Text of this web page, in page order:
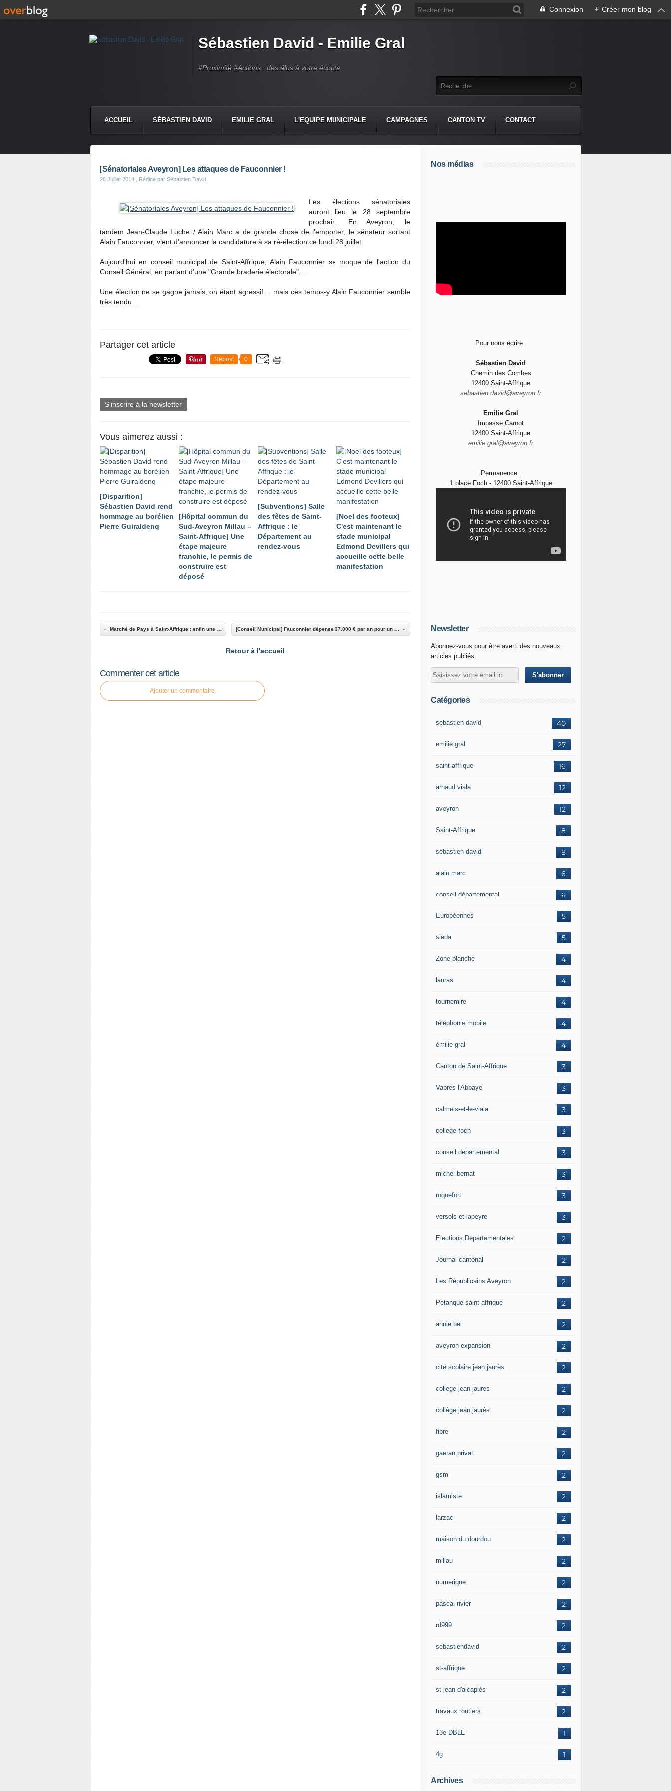
Connexion + Créer mon blog
Sébastien David - Emilie Gral
#Proximité #Actions : des élus à votre écoute
ACCUEIL SÉBASTIEN DAVID EMILIE GRAL L'EQUIPE MUNICIPALE CAMPAGNES CANTON TV CONTACT
[Sénatoriales Aveyron] Les attaques de Fauconnier !
28 Juillet 2014 , Rédigé par Sébastien David
Les élections sénatoriales
auront lieu le 28 septembre
prochain. En Aveyron, le
tandem Jean-Claude Luche / Alain Marc a de grande chose de l'emporter, le sénateur sortant
Alain Fauconnier, vient d'annoncer la candidature à sa ré-élection ce lundi 28 juillet.
Aujourd'hui en conseil municipal de Saint-Affrique, Alain Fauconnier se moque de l'action du
Conseil Général, en parlant d'une "Grande braderie électorale"...
Une élection ne se gagne jamais, on étant agressif.... mais ces temps-y Alain Fauconnier semble
très tendu....
Partager cet article
Repost 0
S'inscrire à la newsletter
Vous aimerez aussi :
[Disparition]
Sébastien David rend
hommage au borélien
Pierre Guiraldenq
[Hôpital commun du
Sud-Aveyron Millau –
Saint-Affrique] Une
étape majeure
franchie, le permis de
construire est
déposé
[Subventions] Salle
des fêtes de Saint-
Affrique : le
Département au
rendez-vous
[Noel des footeux]
C'est maintenant le
stade municipal
Edmond Devillers qui
accueille cette belle
manifestation
Retour à l'accueil
Commenter cet article
Ajouter un commentaire
Nos médias
Pour nous écrire :
Sébastien David
Chemin des Combes
12400 Saint-Affrique
sebastien.david@aveyron.fr
Emilie Gral
Impasse Carnot
12400 Saint-Affrique
emilie.gral@aveyron.fr
Permanence :
1 place Foch - 12400 Saint-Affrique
Newsletter
Abonnez-vous pour être averti des nouveaux
articles publiés.
Catégories
40
sebastien david
27
emilie gral
16
saint-affrique
12
arnaud viala
12
aveyron
8
Saint-Affrique
8
sébastien david
6
alain marc
6
conseil départemental
5
Européennes
5
sieda
4
Zone blanche
4
lauras
4
tournemire
4
téléphonie mobile
4
émilie gral
3
Canton de Saint-Affrique
3
Vabres l'Abbaye
3
calmels-et-le-viala
3
college foch
3
conseil departemental
3
michel bernat
3
roquefort
3
versols et lapeyre
2
Elections Departementales
2
Journal cantonal
2
Les Républicains Aveyron
2
Petanque saint-affrique
2
annie bel
2
aveyron expansion
2
cité scolaire jean jaurès
2
college jean jaures
2
collège jean jaurès
2
fibre
2
gaetan privat
2
gsm
2
islamiste
2
larzac
2
maison du dourdou
2
millau
2
numerique
2
pascal rivier
2
rd999
2
sebastiendavid
2
st-affrique
2
st-jean d'alcapiès
2
travaux routiers
1
13e DBLE
1
4g
Archives